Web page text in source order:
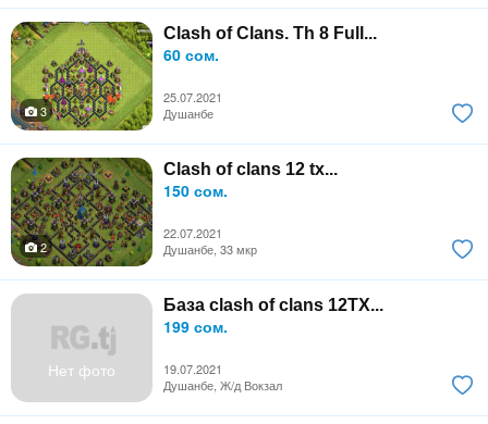
Clash of Clans. Th 8 Full...
60 сом.
25.07.2021
3
Душанбе
Clash of clans 12 tx...
150 сом.
22.07.2021
2
Душанбе, 33 мкр
Нет фото
База clash of clans 12ТХ...
199 сом.
19.07.2021
Душанбе, Ж/д Вокзал